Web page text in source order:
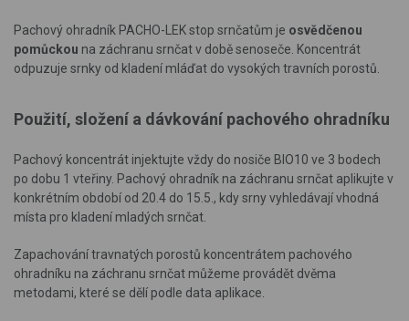
Pachový ohradník PACHO-LEK stop srnčatům je osvědčenou
pomůckou na záchranu srnčat v době senoseče. Koncentrát
odpuzuje srnky od kladení mláďat do vysokých travních porostů.
Použití, složení a dávkování pachového ohradníku
Pachový koncentrát injektujte vždy do nosiče BIO10 ve 3 bodech
po dobu 1 vteřiny. Pachový ohradník na záchranu srnčat aplikujte v
konkrétním období od 20.4 do 15.5., kdy srny vyhledávají vhodná
místa pro kladení mladých srnčat.
Zapachování travnatých porostů koncentrátem pachového
ohradníku na záchranu srnčat můžeme provádět dvěma
metodami, které se dělí podle data aplikace.